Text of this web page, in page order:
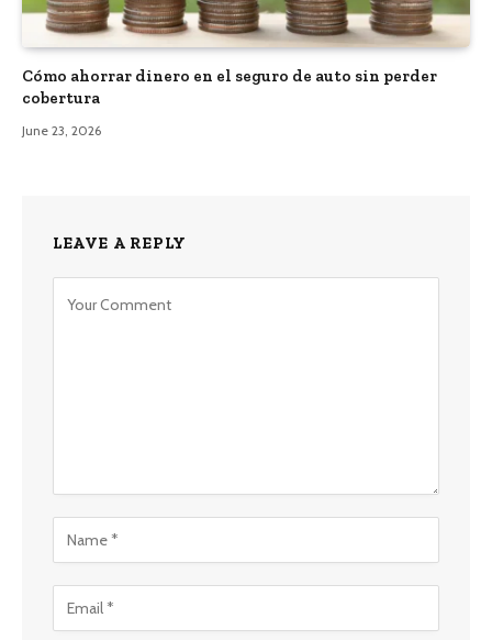
Cómo ahorrar dinero en el seguro de auto sin perder
cobertura
June 23, 2026
LEAVE A REPLY